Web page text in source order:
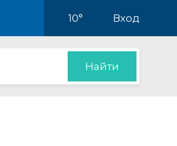
10° Вход
Найти